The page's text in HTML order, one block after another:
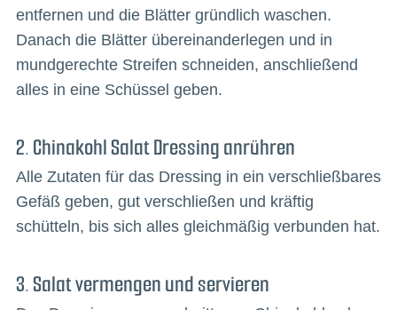
entfernen und die Blätter gründlich waschen.
Danach die Blätter übereinanderlegen und in
mundgerechte Streifen schneiden, anschließend
alles in eine Schüssel geben.
2. Chinakohl Salat Dressing anrühren
Alle Zutaten für das Dressing in ein verschließbares
Gefäß geben, gut verschließen und kräftig
schütteln, bis sich alles gleichmäßig verbunden hat.
3. Salat vermengen und servieren